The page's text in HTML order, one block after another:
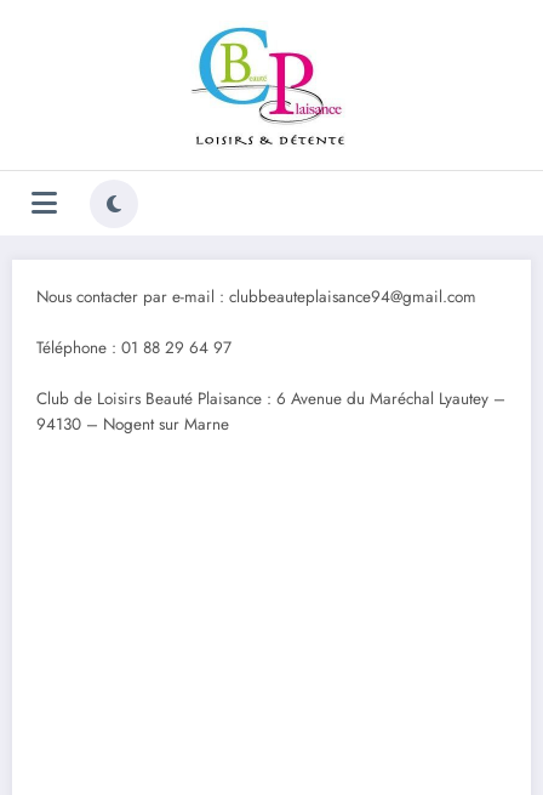
Nous contacter par e-mail : clubbeauteplaisance94@gmail.com
Téléphone : 01 88 29 64 97
Club de Loisirs Beauté Plaisance : 6 Avenue du Maréchal Lyautey –
94130 – Nogent sur Marne